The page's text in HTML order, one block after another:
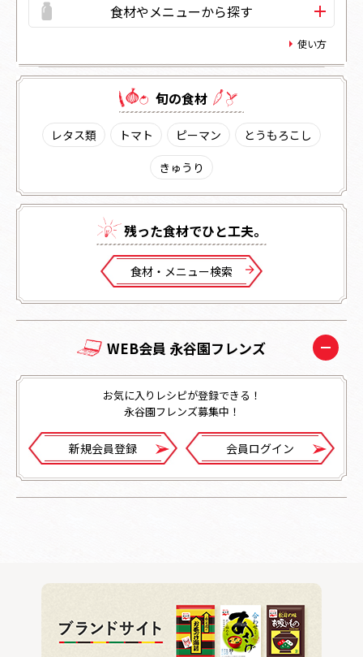
食材やメニューから探す
使い方
旬の⾷材
レタス類 トマト ピーマン
とうもろこし
きゅうり
残った⾷材でひと⼯夫。
⾷材・メニュー検索
WEB会員 永谷園フレンズ
お気に入りレシピが登録できる！
永谷園フレンズ募集中！
新規会員登録 会員ログイン